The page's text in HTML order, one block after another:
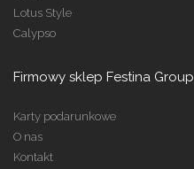
Lotus Style
Calypso
Firmowy sklep Festina Group
Karty podarunkowe
O nas
Kontakt